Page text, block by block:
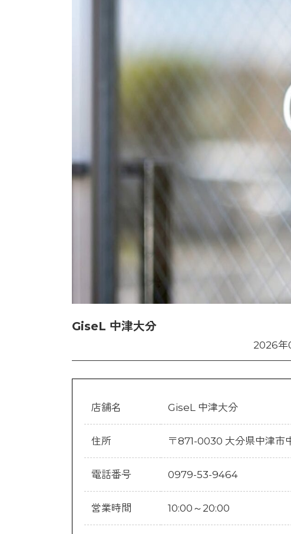
GiseL 中津大分
2026年
店舗名 GiseL 中津大分
住所 〒871-0030 大分県中津市
電話番号 0979-53-9464
営業時間 10:00～20:00